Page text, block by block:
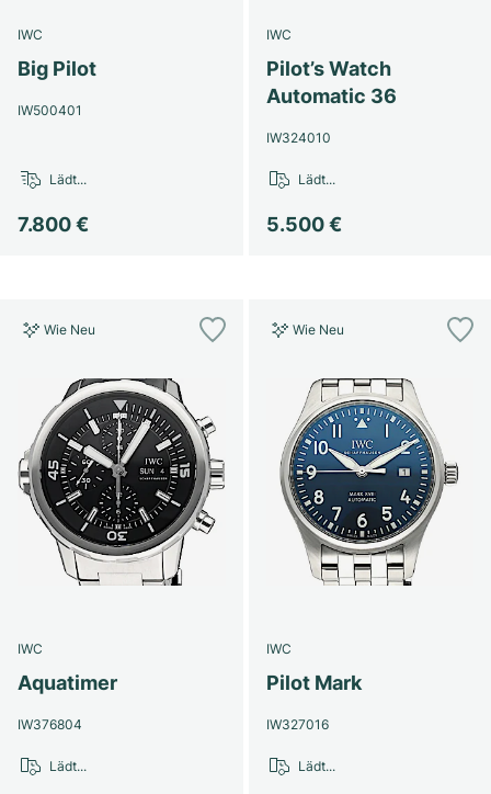
IWC
Big Pilot
IW500401
7.800 €
Lädt...
IWC
Pilot’s Watch
Automatic 36
IW324010
5.500 €
Lädt...
Wie Neu
IWC
Aquatimer
IW376804
Lädt...
Wie Neu
IWC
Pilot Mark
IW327016
Lädt...